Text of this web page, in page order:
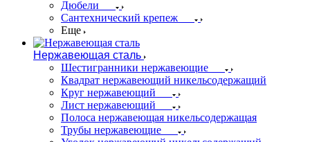
Дюбели
Сантехнический крепеж
Еще
Нержавеющая сталь
Шестигранники нержавеющие
Квадрат нержавеющий никельсодержащий
Круг нержавеющий
Лист нержавеющий
Полоса нержавеющая никельсодержащая
Трубы нержавеющие